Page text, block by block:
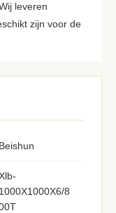
leveren
zijn voor de
Beishun
1000X1000X6/8